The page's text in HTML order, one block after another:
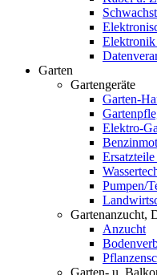
Garten
Gartengeräte
Garten-
Elektro-
Pumpen/
Gartenanzucht,
Anzucht
Garten- u.